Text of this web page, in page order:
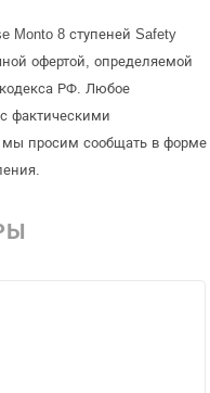
Monto 8 ступеней Safety
офертой, определяемой
РФ. Любое
фактическими
мы просим сообщать в форме